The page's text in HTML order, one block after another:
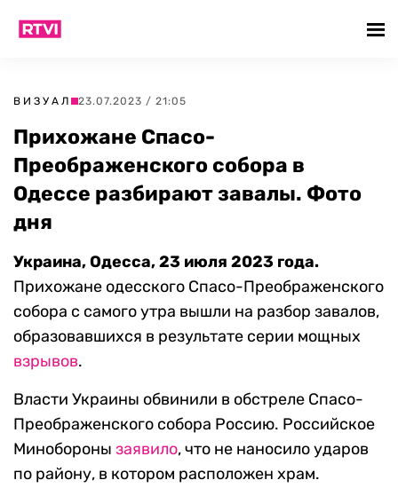
ВИЗУАЛ 23.07.2023 / 21:05
Прихожане Спасо-
Преображенского собора в
Одессе разбирают завалы. Фото
дня
Украина, Одесса, 23 июля 2023 года.
Прихожане одесского Спасо-Преображенского
собора с самого утра вышли на разбор завалов,
образовавшихся в результате серии мощных
взрывов.
Власти Украины обвинили в обстреле Спасо-
Преображенского собора Россию. Российское
Минобороны заявило, что не наносило ударов
по району, в котором расположен храм.